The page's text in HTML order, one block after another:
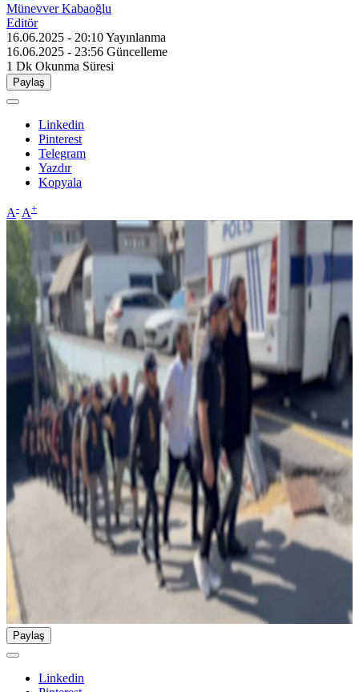
Münevver Kabaoğlu
Editör
16.06.2025 - 20:10Yayınlanma
16.06.2025 - 23:56 Güncelleme
1 Dk Okunma Süresi
Paylaş
Linkedin
Pinterest
Telegram
Yazdır
Kopyala
A- A+
Paylaş
Linkedin